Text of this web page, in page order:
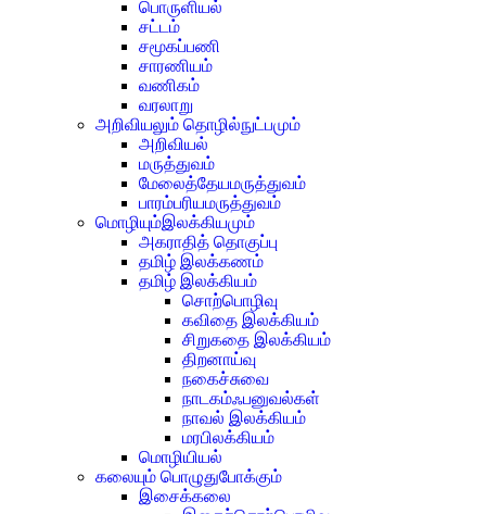
பொருளியல்
சட்டம்
சமூகப்பணி
சாரணியம்
வணிகம்
வரலாறு
அறிவியலும் தொழில்நுட்பமும்
அறிவியல்
மருத்துவம்
மேலைத்தேயமருத்துவம்
பாரம்பரியமருத்துவம்
மொழியும்இலக்கியமும்
அகராதித் தொகுப்பு
தமிழ் இலக்கணம்
தமிழ் இலக்கியம்
சொற்பொழிவு
கவிதை இலக்கியம்
சிறுகதை இலக்கியம்
திறனாய்வு
நகைச்சுவை
நாடகம்ஃபனுவல்கள்
நாவல் இலக்கியம்
மரபிலக்கியம்
மொழியியல்
கலையும் பொழுதுபோக்கும்
இசைக்கலை